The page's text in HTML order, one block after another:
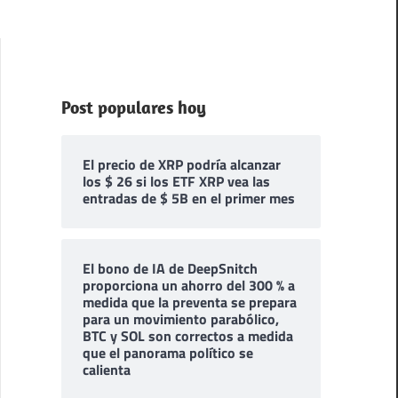
Post populares hoy
El precio de XRP podría alcanzar
los $ 26 si los ETF XRP vea las
entradas de $ 5B en el primer mes
El bono de IA de DeepSnitch
proporciona un ahorro del 300 % a
medida que la preventa se prepara
para un movimiento parabólico,
BTC y SOL son correctos a medida
que el panorama político se
calienta